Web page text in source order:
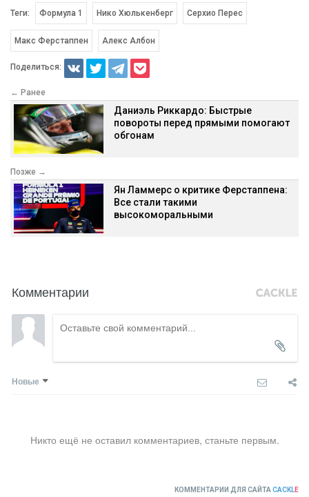
Теги: Формула 1 Нико Хюлькенберг Серхио Перес
Макс Ферстаппен Алекс Албон
Поделиться:
← Ранее
Даниэль Риккардо: Быстрые
повороты перед прямыми помогают
обгонам
Позже →
Ян Ламмерс о критике Ферстаппена:
Все стали такими
высокоморальными
Комментарии
Новые
Никто ещё не оставил комментариев, станьте первым.
КОММЕНТАРИИ ДЛЯ САЙТА CACKLE